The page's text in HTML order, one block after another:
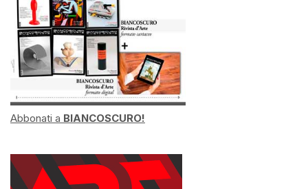
Abbonati a BIANCOSCURO!